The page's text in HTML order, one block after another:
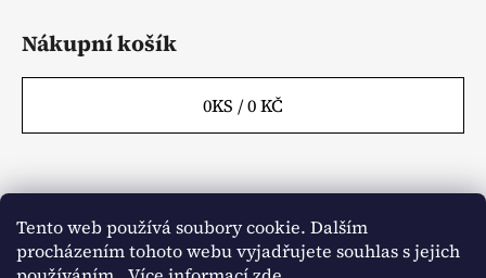
Tento web používá soubory cookie. Dalším
procházením tohoto webu vyjadřujete souhlas s jejich
Nákupní košík
0KS /0 KČ
Webové stránky
Kontakty